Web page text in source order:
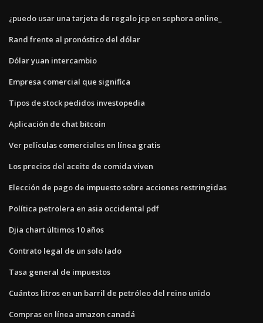
¿puedo usar una tarjeta de regalo jcp en sephora online_
Rand frente al pronóstico del dólar
Dólar yuan intercambio
Empresa comercial que significa
Tipos de stock pedidos investopedia
Aplicación de chat bitcoin
Ver películas comerciales en línea gratis
Los precios del aceite de comida viven
Elección de pago de impuesto sobre acciones restringidas
Política petrolera en asia occidental pdf
Djia chart últimos 10 años
Contrato legal de un solo lado
Tasa general de impuestos
Cuántos litros en un barril de petróleo del reino unido
Compras en línea amazon canadá